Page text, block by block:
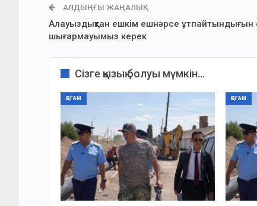
АЛДЫҢҒЫ ЖАҢАЛЫҚ
Алауыздықтан ешкім ешнәрсе ұтпайтындығын
шығармауымыз керек
Сізге қызық болуы мүмкін...
ҚОҒАМ ҚОҒАМ